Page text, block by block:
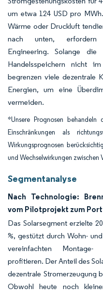
um etwa 124 USD pro
Wärme oder Druckluft
nach unten, erfordern
Engineering. Solange
Handelsspeichern nicht
begrenzen viele dezentrale
Energien, um eine
vermeiden.
*Unsere Prognosen
Einschränkungen als
Wirkungsprognosen
und Wechselwirkungen zwischen
Segmentanalyse
Nach Technologie:
vom Pilotprojekt zum
Das Solarsegment erzielte
%, gestützt durch Wohn-
vereinfachten Montage-
profitieren. Der Anteil des
dezentrale Stromerzeugung
Obwohl heute noch